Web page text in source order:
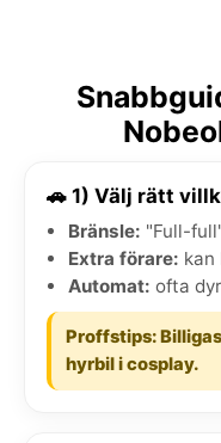
🚗 1) Välj rätt
Bränsle: "Full-
Extra förare: kan
Automat: ofta
Proffstips:
hyrbil i cosplay.